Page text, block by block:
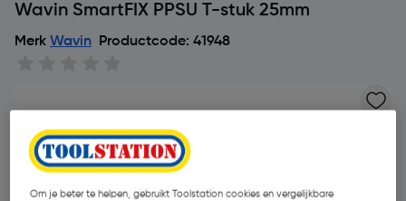
Wavin SmartFIX PPSU T-stuk 25mm
Merk Wavin Productcode: 41948
Om je beter te helpen, gebruikt Toolstation cookies en vergelijkbare